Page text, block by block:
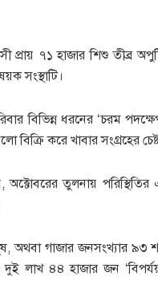
প্রায় ৭১ হাজার শিশু তীব্র
সংস্থাটি।
বিভিন্ন ধরনের ‘চরম
করে খাবার সংগ্রহের
অক্টোবরের তুলনায়
অথবা গাজার জনসংখ্যার ৯৩
দুই লাখ ৪৪ হাজার জন